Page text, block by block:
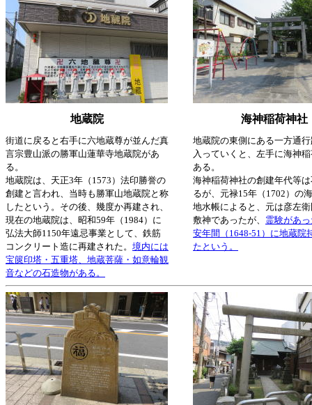
地蔵院 海神稲荷神社
街道に戻ると右手に六地蔵尊が並んだ真
言宗豊山派の勝軍山蓮華寺地蔵院があ
る。
地蔵院は、天正3年（1573）法印勝誉の
創建と言われ、当時も勝軍山地蔵院と称
したという。その後、幾度か再建され、
現在の地蔵院は、昭和59年（1984）に
弘法大師1150年遠忌事業として、鉄筋
コンクリート造に再建された。 境内には
宝篋印塔・五重塔、地蔵菩薩・如意輪観
音などの石造物がある。
地蔵院の東側にある一方通
入っていくと、左手に海神
ある。
海神稲荷神社の創建年代等
るが、元禄15年（1702）の
地水帳によると、元は彦左
敷神であったが、 霊験があ
安年間（1648-51）に地蔵院
たという。